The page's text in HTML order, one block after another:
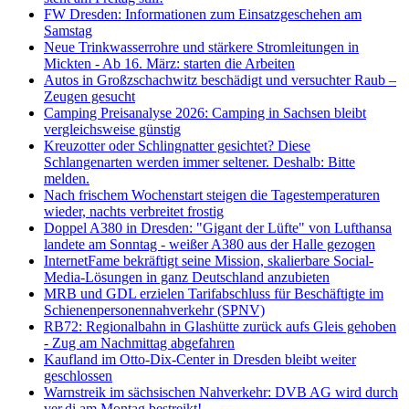
FW Dresden: Informationen zum Einsatzgeschehen am
Samstag
Neue Trinkwasserrohre und stärkere Stromleitungen in
Mickten - Ab 16. März: starten die Arbeiten
Autos in Großzschachwitz beschädigt und versuchter Raub –
Zeugen gesucht
Camping Preisanalyse 2026: Camping in Sachsen bleibt
vergleichsweise günstig
Kreuzotter oder Schlingnatter gesichtet? Diese
Schlangenarten werden immer seltener. Deshalb: Bitte
melden.
Nach frischem Wochenstart steigen die Tagestemperaturen
wieder, nachts verbreitet frostig
Doppel A380 in Dresden: "Gigant der Lüfte" von Lufthansa
landete am Sonntag - weißer A380 aus der Halle gezogen
InternetFame bekräftigt seine Mission, skalierbare Social-
Media-Lösungen in ganz Deutschland anzubieten
MRB und GDL erzielen Tarifabschluss für Beschäftigte im
Schienenpersonennahverkehr (SPNV)
RB72: Regionalbahn in Glashütte zurück aufs Gleis gehoben
- Zug am Nachmittag abgefahren
Kaufland im Otto-Dix-Center in Dresden bleibt weiter
geschlossen
Warnstreik im sächsischen Nahverkehr: DVB AG wird durch